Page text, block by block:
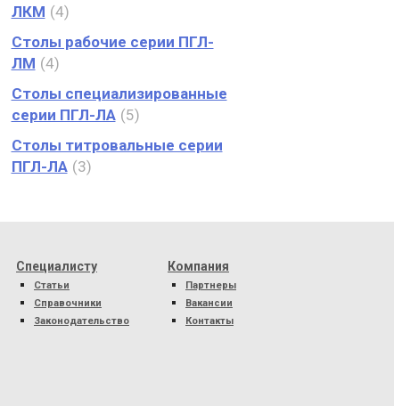
ЛКМ 4
Столы рабочие серии ПГЛ-
ЛМ 4
Столы специализированные
серии ПГЛ-ЛА
5
Столы титровальные серии
ПГЛ-ЛА
3
Специалисту
Статьи
Справочники
Законодательство
Компания
Партнеры
Вакансии
Контакты